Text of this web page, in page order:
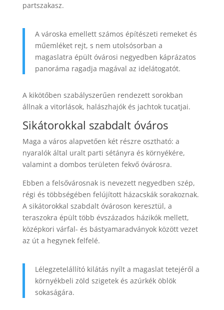
partszakasz.
A városka emellett számos építészeti remeket és
műemléket rejt, s nem utolsósorban a
magaslatra épült óvárosi negyedben káprázatos
panoráma ragadja magával az idelátogatót.
A kikötőben szabályszerűen rendezett sorokban
állnak a vitorlások, halászhajók és jachtok tucatjai.
Sikátorokkal szabdalt óváros
Maga a város alapvetően két részre osztható: a
nyaralók által uralt parti sétányra és környékére,
valamint a dombos területen fekvő óvárosra.
Ebben a felsővárosnak is nevezett negyedben szép,
régi és többségében felújított házacskák sorakoznak.
A sikátorokkal szabdalt óvároson keresztül, a
teraszokra épült több évszázados házikók mellett,
középkori várfal- és bástyamaradványok között vezet
az út a hegynek felfelé.
Lélegzetelállító kilátás nyílt a magaslat tetejéről a
környékbeli zöld szigetek és azúrkék öblök
sokaságára.